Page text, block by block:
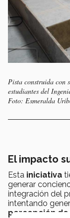
Pista construida con
estudiantes del
Foto: Esmeralda
El impacto
Esta iniciativa
generar
integración del
intentando
percepción de